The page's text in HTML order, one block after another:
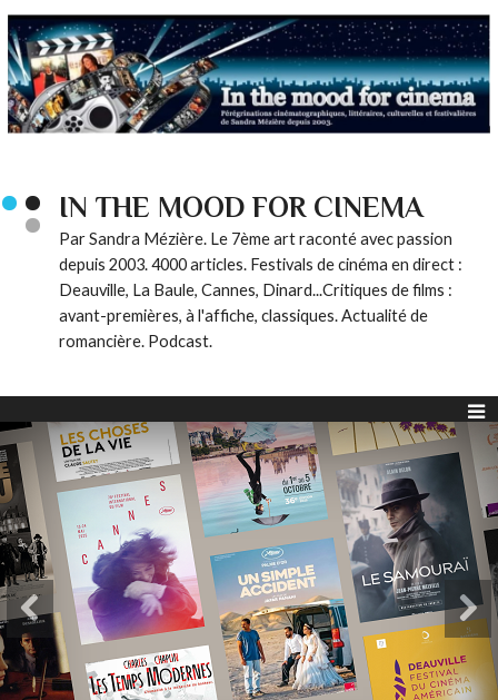
IN THE MOOD FOR CINEMA
Par Sandra Mézière. Le 7ème art raconté avec passion
depuis 2003. 4000 articles. Festivals de cinéma en direct :
Deauville, La Baule, Cannes, Dinard...Critiques de films :
avant-premières, à l'affiche, classiques. Actualité de
romancière. Podcast.